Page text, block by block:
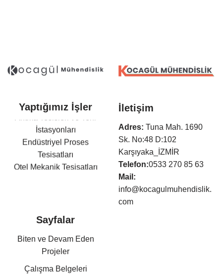
Yaptığımız İşler
Arıtma Tesisleri ve Terfi
İstasyonları
Endüstriyel Proses
Tesisatları
Otel Mekanik Tesisatları
Söndürme Tesisatları
Basınçlı Hava ve Buhar
Tesisatları
İletişim
Adres: Tuna Mah. 1690
Sk. No:48 D:102
Karşıyaka_İZMİR
Telefon:0533 270 85 63
Mail:
info@kocagulmuhendislik.
com
Sayfalar
Biten ve Devam Eden
Projeler
Çalışma Belgeleri